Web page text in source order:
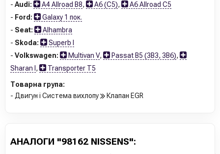
- Audi: A4 Allroad B8, A6 (C5),
A6 Allroad C5
- Ford:
Galaxy 1 пок.
- Seat:
Alhambra
- Skoda:
Superb I
- Volkswagen: Multivan V, Passat B5 (3B3, 3B6),
Sharan I , Transporter T5
Товарна група:
- Двигун і Система вихлопу
Клапан EGR
АНАЛОГИ "98162 NISSENS":